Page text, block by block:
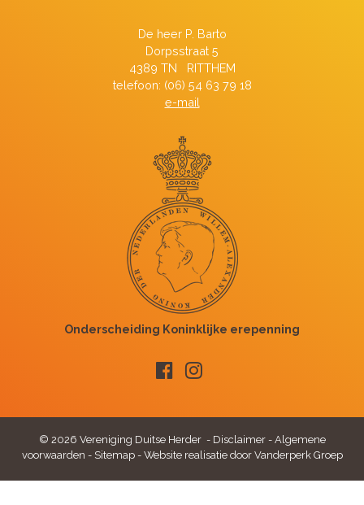
De heer P. Barto
Dorpsstraat 5
4389 TN RITTHEM
telefoon: (06) 54 63 79 18
e-mail
© 2026 Vereniging Duitse Herder - Disclaimer- Algemene
voorwaarden - Sitemap- Website realisatie door Vanderperk Groep